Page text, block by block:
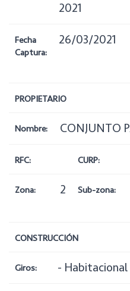
2021
Fecha
Captura:
26/03/2021
PROPIETARIO
Nombre: CONJUNTO
RFC: CURP:
Zona: 2 Sub-zona:
CONSTRUCCIÓN
Giros: -